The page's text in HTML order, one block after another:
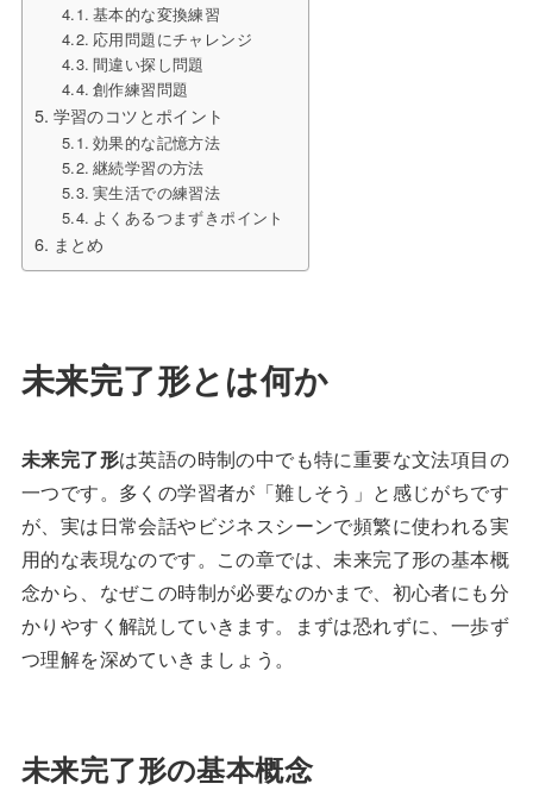
基本的な変換練習
応用問題にチャレンジ
間違い探し問題
創作練習問題
学習のコツとポイント
効果的な記憶方法
継続学習の方法
実生活での練習法
よくあるつまずきポイント
まとめ
未来完了形とは何か
未来完了形は英語の時制の中でも特に重要な文法項目の
一つです。多くの学習者が「難しそう」と感じがちです
が、実は日常会話やビジネスシーンで頻繁に使われる実
用的な表現なのです。この章では、未来完了形の基本概
念から、なぜこの時制が必要なのかまで、初心者にも分
かりやすく解説していきます。まずは恐れずに、一歩ず
つ理解を深めていきましょう。
未来完了形の基本概念